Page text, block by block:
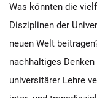
Was könnten die
Disziplinen der
neuen Welt
nachhaltiges
universitärer Lehre